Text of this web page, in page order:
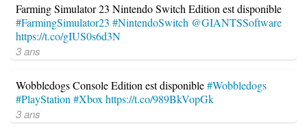
Farming Simulator 23 Nintendo Switch Edition est disponible
#FarmingSimulator23 #NintendoSwitch @GIANTSSoftware
https://t.co/gIUS0s6d3N
3 ans
Wobbledogs Console Edition est disponible#Wobbledogs
#PlayStation #Xbox https://t.co/989BkVopGk
3 ans